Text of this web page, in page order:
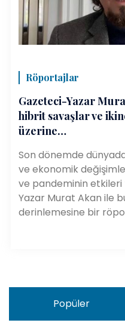
Röportajlar
Gazeteci-Yazar
hibrit savaşlar ve
üzerine…
Son dönemde
ve ekonomik
ve pandeminin etkileri
Yazar Murat Akan ile
derinlemesine bir
Popüler